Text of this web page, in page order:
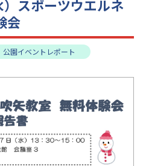
スポーツウエルネ
会
公園イベントレポート